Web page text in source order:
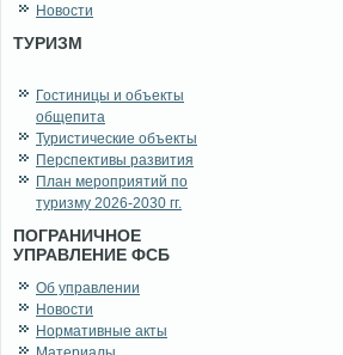
Новости
ТУРИЗМ
Гостиницы и объекты
общепита
Туристические объекты
Перспективы развития
План мероприятий по
туризму 2026-2030 гг.
ПОГРАНИЧНОЕ
УПРАВЛЕНИЕ ФСБ
Об управлении
Новости
Нормативные акты